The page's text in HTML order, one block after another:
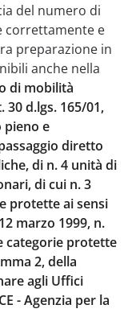
del numero di
correttamente e
preparazione in
anche nella
di mobilità
30 d.lgs. 165/01,
pieno e
diretto
di n. 4 unità di
di cui n. 3
protette ai sensi
marzo 1999, n.
categorie protette
2, della
agli Uffici
- Agenzia per la